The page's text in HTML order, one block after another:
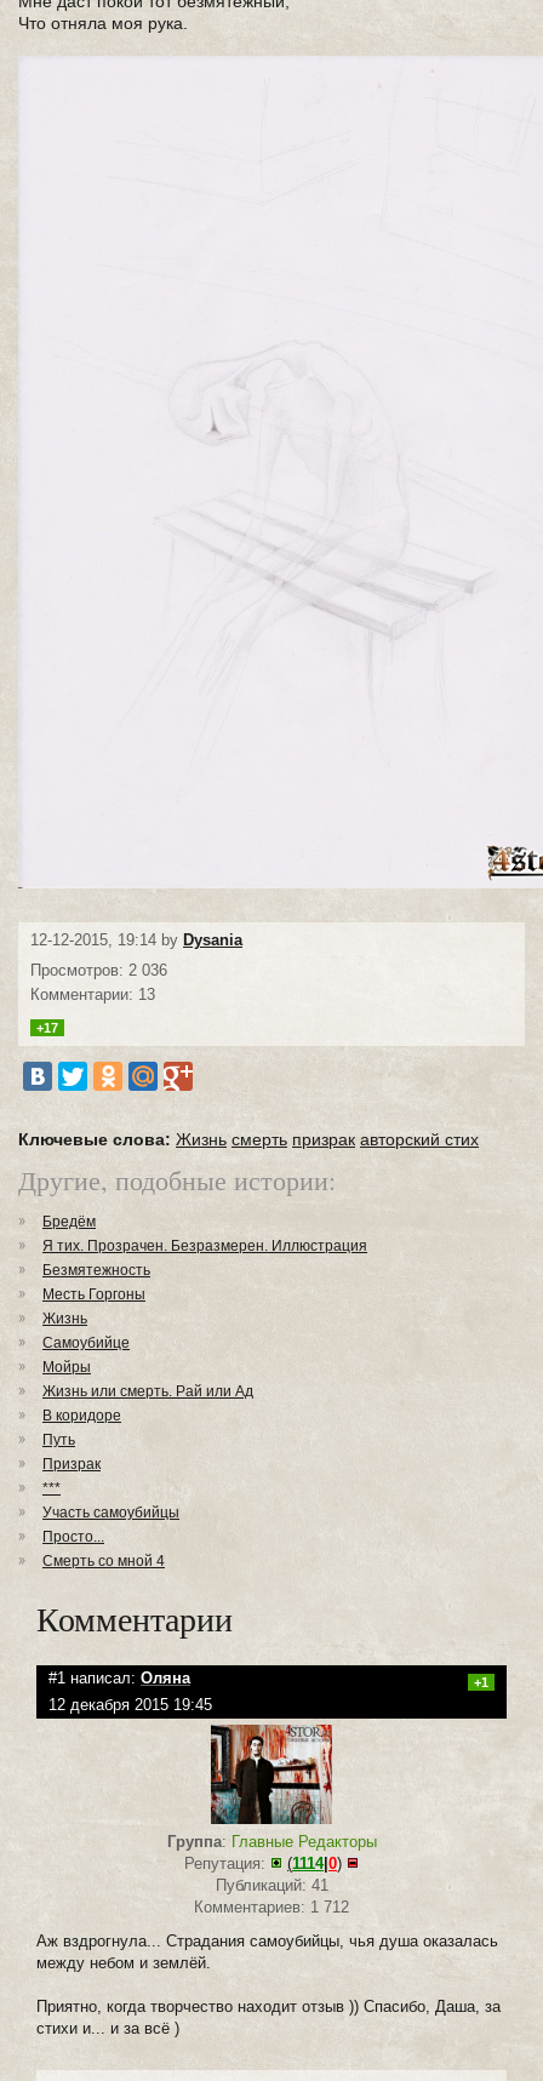
Что отняла моя рука.
12-12-2015, 19:14 by Dysania
Просмотров: 2 036
Комментарии: 13
+17
Ключевые слова: Жизнь смерть призрак авторский стих
Другие, подобные истории:
Бредём
Я тих. Прозрачен. Безразмерен. Иллюстрация
Безмятежность
Месть Горгоны
Жизнь
Самоубийце
Мойры
Жизнь или смерть. Рай или Ад
В коридоре
Путь
Призрак
***
Участь самоубийцы
Просто...
Смерть со мной 4
Комментарии
#1 написал: Оляна +1
12 декабря 2015 19:45
Группа: Главные Редакторы
Репутация:
(1114| 0)
Публикаций: 41
Комментариев: 1 712
Аж вздрогнула... Страдания самоубийцы, чья душа оказалась
между небом и землёй.
Приятно, когда творчество находит отзыв )) Спасибо, Даша, за
стихи и... и за всё )